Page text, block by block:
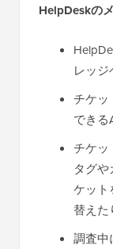
HelpDeskの
レッジ
チケッ
できる
チケッ
タグ
ケット
替えた
調査中